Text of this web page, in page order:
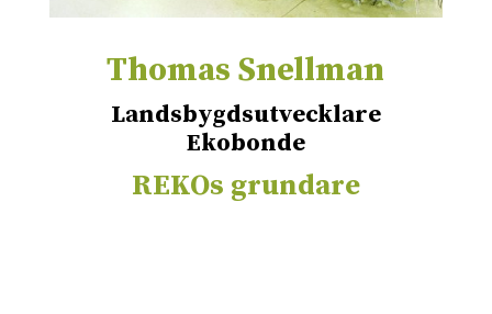
Thomas Snellman
Landsbygdsutvecklare
Ekobonde
REKOs grundare